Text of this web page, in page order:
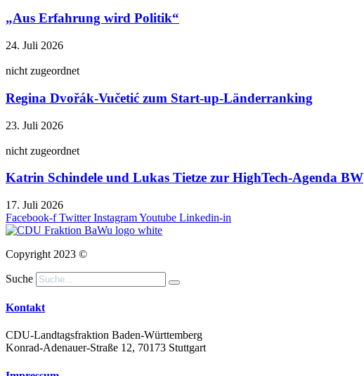
„Aus Erfahrung wird Politik“
24. Juli 2026
nicht zugeordnet
Regina Dvořák-Vučetić zum Start-up-Länderranking
23. Juli 2026
nicht zugeordnet
Katrin Schindele und Lukas Tietze zur HighTech-Agenda BW
17. Juli 2026
Facebook-f Twitter InstagramYoutube Linkedin-in
Copyright 2023 ©
Suche
Kontakt
CDU-Landtagsfraktion Baden-Württemberg
Konrad-Adenauer-Straße 12, 70173 Stuttgart